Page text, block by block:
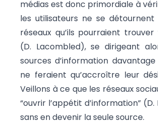
médias est donc primordiale à
les utilisateurs ne se
réseaux qu’ils pourraient trouver
(D. Lacombled), se dirigeant
sources d’information davantage
ne feraient qu’accroître leur
Veillons à ce que les réseaux
“ouvrir l’appétit d’information”
sans en devenir la seule source.